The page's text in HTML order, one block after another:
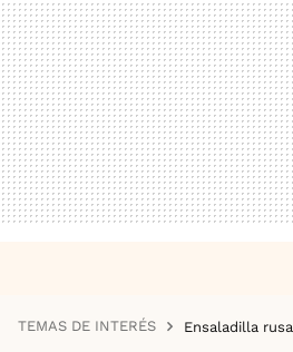
TEMAS DE INTERÉS Ensaladilla rusa